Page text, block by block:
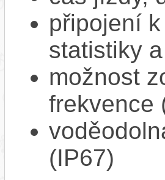
připojení
statistiky
možnost
frekvence
(IP67)